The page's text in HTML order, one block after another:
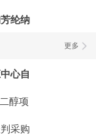
纶纳
更多
心自
醇项
采购